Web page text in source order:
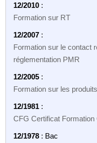
12/2010 :
Formation sur RT
12/2007 :
Formation sur le contact
réglementation PMR
12/2005 :
Formation sur les
12/1981 :
CFG Certificat
12/1978 : Bac